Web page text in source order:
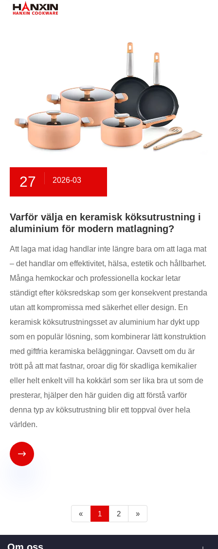
27 2026-03
Varför välja en keramisk köksutrustning i
aluminium för modern matlagning?
Att laga mat idag handlar inte längre bara om att laga mat
– det handlar om effektivitet, hälsa, estetik och hållbarhet.
Många hemkockar och professionella kockar letar
ständigt efter köksredskap som ger konsekvent prestanda
utan att kompromissa med säkerhet eller design. En
keramisk köksutrustningsset av aluminium har dykt upp
som en populär lösning, som kombinerar lätt konstruktion
med giftfria keramiska beläggningar. Oavsett om du är
trött på att mat fastnar, oroar dig för skadliga kemikalier
eller helt enkelt vill ha kokkärl som ser lika bra ut som de
presterar, hjälper den här guiden dig att förstå varför
denna typ av köksutrustning blir ett toppval över hela
världen.

« 1 2 »